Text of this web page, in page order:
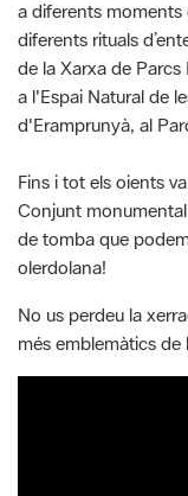
a diferents
diferents rituals
de la Xarxa de
a l'Espai Natural de
d'Eramprunyà, al
Fins i tot els oients
Conjunt
de tomba que
olerdolana!
No us perdeu la
més emblemàtics de